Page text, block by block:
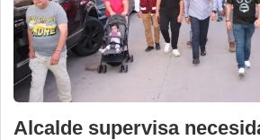
Alcalde supervisa